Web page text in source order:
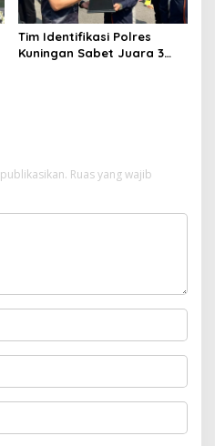
Tim Identifikasi Polres
Kuningan Sabet Juara 3
Ruas yang wajib